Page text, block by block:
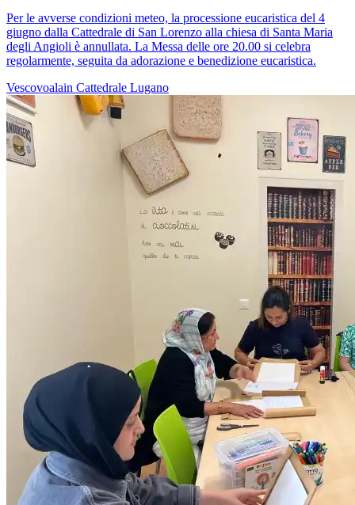
Per le avverse condizioni meteo, la processione eucaristica del 4
giugno dalla Cattedrale di San Lorenzo alla chiesa di Santa Maria
degli Angioli è annullata. La Messa delle ore 20.00 si celebra
regolarmente, seguita da adorazione e benedizione eucaristica.
Vescovoalain Cattedrale Lugano